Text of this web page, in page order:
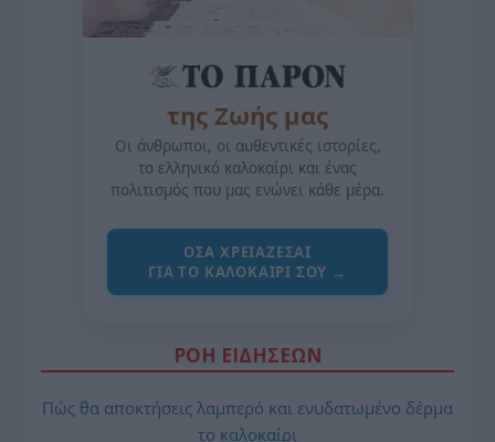
της Ζωής μας
Οι άνθρωποι, οι αυθεντικές ιστορίες,
το ελληνικό καλοκαίρι και ένας
πολιτισμός που μας ενώνει κάθε μέρα.
ΌΣΑ ΧΡΕΙΆΖΕΣΑΙ
ΓΙΑ ΤΟ ΚΑΛΟΚΑΊΡΙ ΣΟΥ →
ΡΟΗ ΕΙΔΗΣΕΩΝ
Πώς θα αποκτήσεις λαμπερό και ενυδατωμένο δέρμα
το καλοκαίρι